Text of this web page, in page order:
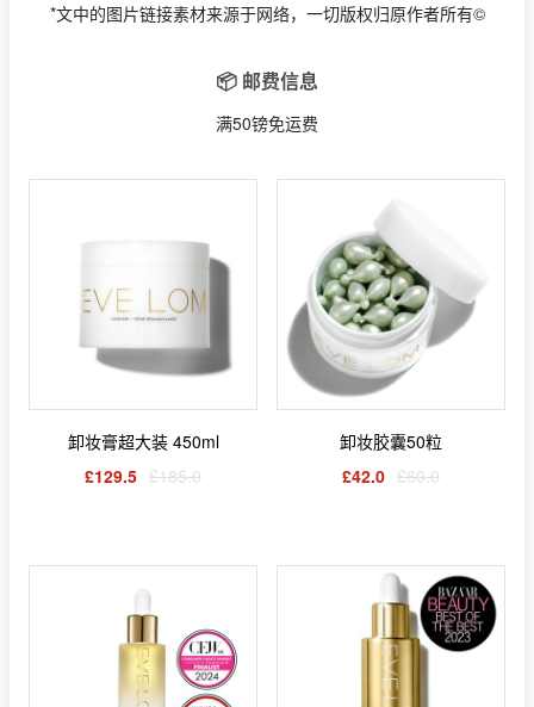
*文中的图片链接素材来源于网络，一切版权归原作者所有©
📦 邮费信息
满50镑免运费
卸妆膏超大装 450ml
£129.5 £185.0
卸妆胶囊50粒
£42.0 £60.0